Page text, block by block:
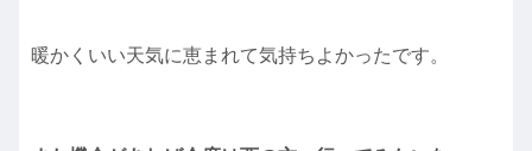
暖かくいい天気に恵まれて気持ちよかったです。